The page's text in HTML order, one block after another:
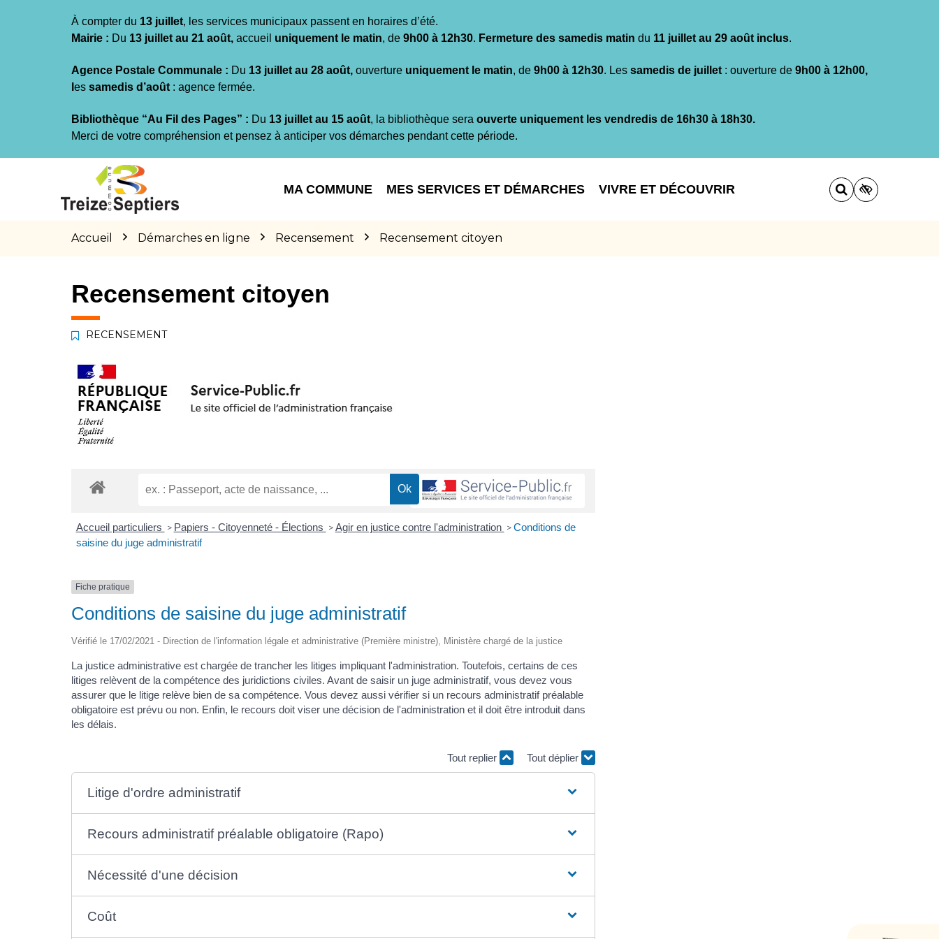
À compter du 13 juillet, les services municipaux passent en horaires d’été.
Mairie : Du 13 juillet au 21 août, accueil uniquement le matin, de 9h00 à 12h30. Fermeture des samedis matin du 11 juillet au 29 août inclus.
Agence Postale Communale : Du 13 juillet au 28 août, ouverture uniquement le matin, de 9h00 à 12h30. Les samedis de juillet : ouverture de 9h00 à 12h00,
es samedis d’août : agence fermée.
Bibliothèque “Au Fil des Pages” : Du 13 juillet au 15 août, la bibliothèque sera ouverte uniquement les vendredis de 16h30 à 18h30.
Merci de votre compréhension et pensez à anticiper vos démarches pendant cette période.
MA COMMUNE MES SERVICES ET DÉMARCHES VIVRE ET DÉCOUVRIR
Accueil Démarches en ligne Recensement Recensement citoyen
Recensement citoyen
RECENSEMENT
Accueil particuliers > Papiers - Citoyenneté - Élections > Agir en justice contre l'administration > Conditions de
saisine du juge administratif
Fiche pratique
Conditions de saisine du juge administratif
Vérifié le 17/02/2021 - Direction de l'information légale et administrative (Première ministre), Ministère chargé de la justice
La justice administrative est chargée de trancher les litiges impliquant l'administration. Toutefois, certains de ces
litiges relèvent de la compétence des juridictions civiles. Avant de saisir un juge administratif, vous devez vous
assurer que le litige relève bien de sa compétence. Vous devez aussi vérifier si un recours administratif préalable
obligatoire est prévu ou non. Enfin, le recours doit viser une décision de l'administration et il doit être introduit dans
les délais.
Tout replier Tout déplier
Litige d'ordre administratif
Recours administratif préalable obligatoire (Rapo)
Nécessité d'une décision
Coût